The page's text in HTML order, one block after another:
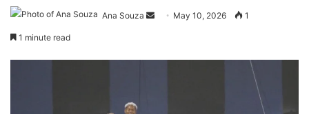
Ana Souza
Send May 10, 2026 1
1 minute read